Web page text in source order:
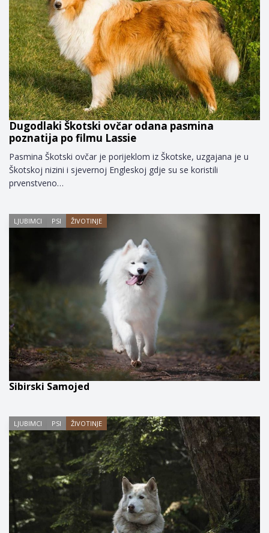
Dugodlaki Škotski ovčar odana pasmina
poznatija po filmu Lassie
Pasmina Škotski ovčar je porijeklom iz Škotske, uzgajana je u
Škotskoj nizini i sjevernoj Engleskoj gdje su se koristili
prvenstveno…
LJUBIMCI PSI ŽIVOTINJE
Sibirski Samojed
LJUBIMCI PSI ŽIVOTINJE